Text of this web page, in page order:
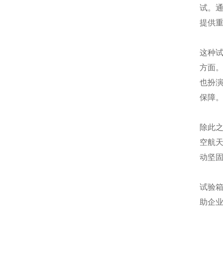
试。
提供
这种
方面
也扮
保障。
除此
空航
动坚
试验
助企